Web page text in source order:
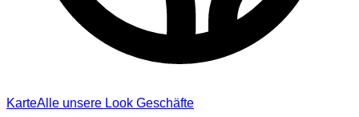
KarteAlle unsere Look Geschäfte